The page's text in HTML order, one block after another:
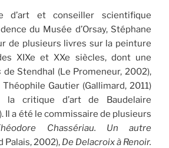
d’art et conseiller scientifique
du Musée d’Orsay, Stéphane
de plusieurs livres sur la peinture
XIXe et XXe siècles, dont une
de Stendhal (Le Promeneur, 2002),
Gautier (Gallimard, 2011)
critique d’art de Baudelaire
Il a été le commissaire de plusieurs
Chassériau. Un autre
Palais, 2002), De Delacroix à Renoir.